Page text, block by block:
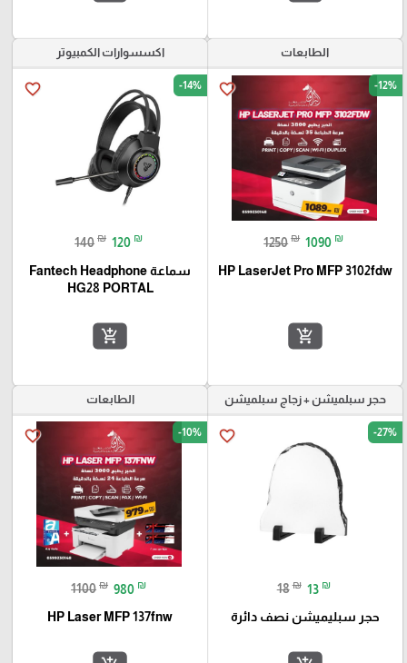
الطابعات
favorite_border -12%
1250 ₪ 1090 ₪
HP LaserJet Pro MFP 3102fdw
add_shopping_cart
اكسسوارات الكمبيوتر
favorite_border -14%
140 ₪ 120 ₪
سماعة Fantech Headphone
HG28 PORTAL
add_shopping_cart
حجر سبلميشن + زجاج سبلميشن
favorite_border -27%
18 ₪ 13 ₪
حجر سبليميشن نصف دائرة
الطابعات
favorite_border -10%
1100 ₪ 980 ₪
HP Laser MFP 137fnw